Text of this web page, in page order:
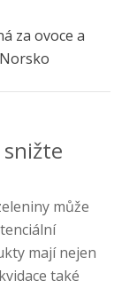
za ovoce a
může
mají nejen
také